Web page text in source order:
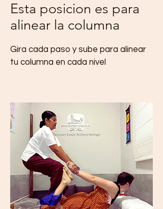
Esta posicion es para
alinear la columna
Gira cada paso y sube para alinear
tu columna en cada nivel